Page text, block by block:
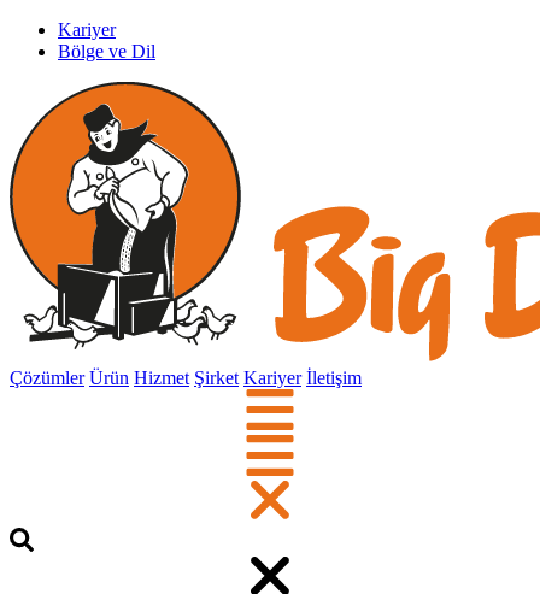
Kariyer
Bölge ve Dil
Çözümler Ürün Hizmet Şirket Kariyer İletişim